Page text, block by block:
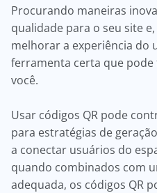
Procurando maneiras
qualidade para o seu site
melhorar a experiência do
ferramenta certa que
você.
Usar códigos QR pode
para estratégias de
a conectar usuários do
quando combinados com
adequada, os códigos QR